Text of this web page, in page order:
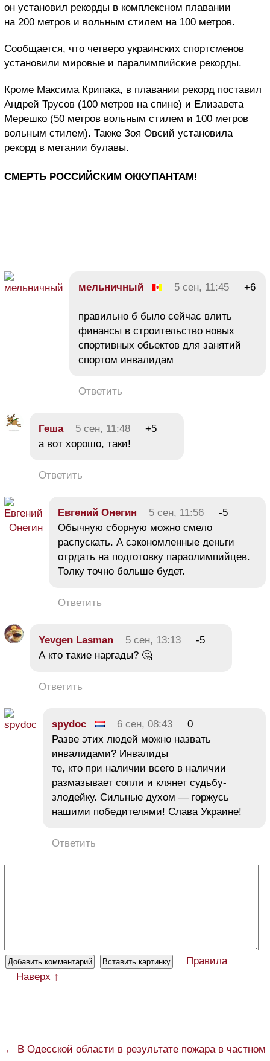
он установил рекорды в комплексном плавании
на 200 метров и вольным стилем на 100 метров.
Сообщается, что четверо украинских спортсменов
установили мировые и паралимпийские рекорды.
Кроме Максима Крипака, в плавании рекорд поставил
Андрей Трусов (100 метров на спине) и Елизавета
Мерешко (50 метров вольным стилем и 100 метров
вольным стилем). Также Зоя Овсий установила
рекорд в метании булавы.
СМЕРТЬ РОССИЙСКИМ ОККУПАНТАМ!
мельничный 5 сен, 11:45 +6
правильно б было сейчас влить
финансы в строительство новых
спортивных обьектов для занятий
спортом инвалидам
Ответить
Геша 5 сен, 11:48
+5
а вот хорошо, таки!
Ответить
Евгений Онегин 5 сен, 11:56
-5
Обычную сборную можно смело
распускать. А сэкономленные деньги
отрдать на подготовку параолимпийцев.
Толку точно больше будет.
Ответить
Yevgen Lasman 5 сен, 13:13
-5
А кто такие наргады? 🤔
Ответить
spydoc 6 сен, 08:43
0
Разве этих людей можно назвать
инвалидами? Инвалиды
те, кто при наличии всего в наличии
размазывает сопли и клянет судьбу-
злодейку. Сильные духом — горжусь
нашими победителями! Слава Украине!
Ответить
Правила
Наверх ↑
← В Одесской области в результате пожара в частном